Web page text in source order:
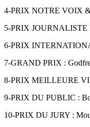
4-PRIX NOTRE VOIX &
5-PRIX JOURNALISTE
6-PRIX
7-GRAND PRIX :
8-PRIX MEILLEURE
9-PRIX DU PUBLIC :
10-PRIX DU JURY :